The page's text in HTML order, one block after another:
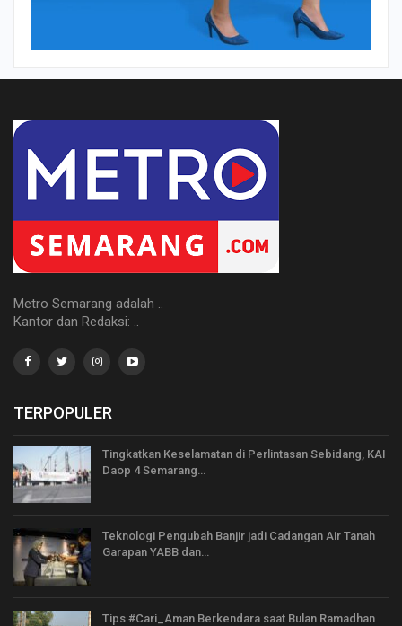
Metro Semarang adalah ..
Kantor dan Redaksi: ..
TERPOPULER
Tingkatkan Keselamatan di Perlintasan Sebidang, KAI
Daop 4 Semarang…
Teknologi Pengubah Banjir jadi Cadangan Air Tanah
Garapan YABB dan…
Tips #Cari_Aman Berkendara saat Bulan Ramadhan